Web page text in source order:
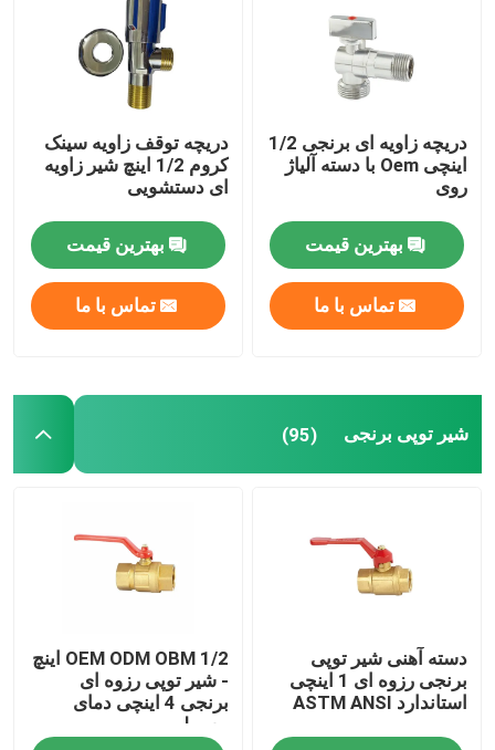
دریچه زاویه ای برنجی 1/2
اینچی Oem با دسته آلیاژ
روی
بهترین قیمت
تماس با ما
دریچه توقف زاویه سینک
کروم 1/2 اینچ شیر زاویه
ای دستشویی
بهترین قیمت
تماس با ما
شیر توپی برنجی (95)
دسته آهنی شیر توپی
برنجی رزوه ای 1 اینچی
استاندارد ASTM ANSI
OEM ODM OBM 1/2 اینچ
- شیر توپی رزوه ای
برنجی 4 اینچی دمای
معمولی